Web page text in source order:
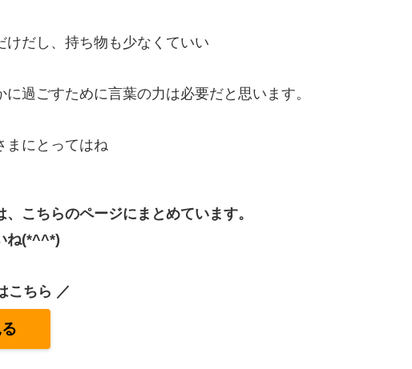
けだし、持ち物も少なくていい
過ごすために言葉の力は必要だと思います。
まにとってはね
こちらのページにまとめています。
ね(*^^*)
こちら ／